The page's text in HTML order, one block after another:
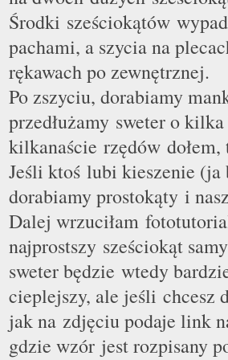
Środki sześciokątów
pachami, a szycia na
rękawach po zewnętrznej.
Po zszyciu, dorabiamy
przedłużamy sweter o
kilkanaście rzędów
Jeśli ktoś lubi kieszenie (ja
dorabiamy prostokąty i
Dalej wrzuciłam
najprostszy sześciokąt
sweter będzie wtedy
cieplejszy, ale jeśli chcesz
jak na zdjęciu podaje link
gdzie wzór jest rozpisany